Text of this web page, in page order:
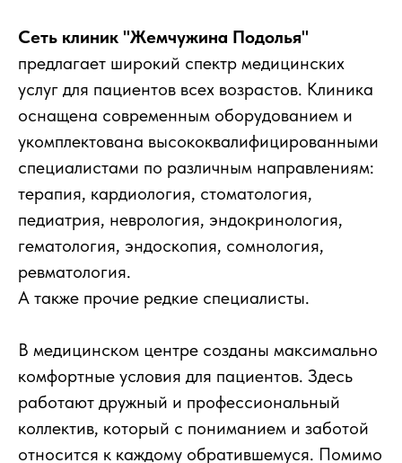
Сеть клиник "Жемчужина Подолья"
предлагает широкий спектр медицинских
услуг для пациентов всех возрастов. Клиника
оснащена современным оборудованием и
укомплектована высококвалифицированными
специалистами по различным направлениям:
терапия, кардиология, стоматология,
педиатрия, неврология, эндокринология,
гематология, эндоскопия, сомнология,
ревматология.
А также прочие редкие специалисты.
В медицинском центре созданы максимально
комфортные условия для пациентов. Здесь
работают дружный и профессиональный
коллектив, который с пониманием и заботой
относится к каждому обратившемуся. Помимо